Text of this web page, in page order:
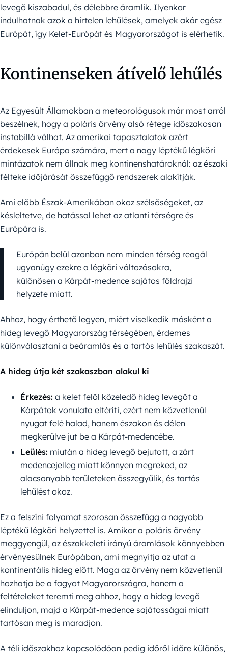
levegő kiszabadul, és délebbre áramlik. Ilyenkor
indulhatnak azok a hirtelen lehűlések, amelyek akár egész
Európát, így Kelet-Európát és Magyarországot is elérhetik.
Kontinenseken átívelő lehűlés
Az Egyesült Államokban a meteorológusok már most arról
beszélnek, hogy a poláris örvény alsó rétege időszakosan
instabillá válhat. Az amerikai tapasztalatok azért
érdekesek Európa számára, mert a nagy léptékű légköri
mintázatok nem állnak meg kontinenshatároknál: az északi
félteke időjárását összefüggő rendszerek alakítják.
Ami előbb Észak-Amerikában okoz szélsőségeket, az
késleltetve, de hatással lehet az atlanti térségre és
Európára is.
Európán belül azonban nem minden térség reagál
ugyanúgy ezekre a légköri változásokra,
különösen a Kárpát-medence sajátos földrajzi
helyzete miatt.
Ahhoz, hogy érthető legyen, miért viselkedik másként a
hideg levegő Magyarország térségében, érdemes
különválasztani a beáramlás és a tartós lehűlés szakaszát.
A hideg útja két szakaszban alakul ki
Érkezés: a kelet felől közeledő hideg levegőt a
Kárpátok vonulata eltéríti, ezért nem közvetlenül
nyugat felé halad, hanem északon és délen
megkerülve jut be a Kárpát-medencébe.
Leülés: miután a hideg levegő bejutott, a zárt
medencejelleg miatt könnyen megreked, az
alacsonyabb területeken összegyűlik, és tartós
lehűlést okoz.
Ez a felszíni folyamat szorosan összefügg a nagyobb
léptékű légköri helyzettel is. Amikor a poláris örvény
meggyengül, az északkeleti irányú áramlások könnyebben
érvényesülnek Európában, ami megnyitja az utat a
kontinentális hideg előtt. Maga az örvény nem közvetlenül
hozhatja be a fagyot Magyarországra, hanem a
feltételeket teremti meg ahhoz, hogy a hideg levegő
elinduljon, majd a Kárpát-medence sajátosságai miatt
tartósan meg is maradjon.
A téli időszakhoz kapcsolódóan pedig időről időre különös,